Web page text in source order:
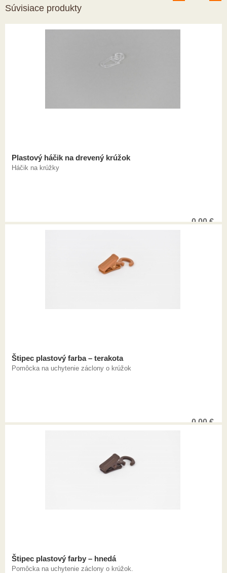
Súvisiace produkty
Plastový háčik na drevený krúžok
Háčik na krúžky
0,00€
Štipec plastový farba – terakota
Pomôcka na uchytenie záclony o krúžok
0,00€
Štipec plastový farby – hnedá
Pomôcka na uchytenie záclony o krúžok.